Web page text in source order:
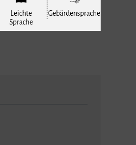
Leichte
Sprache
Gebärdensprache